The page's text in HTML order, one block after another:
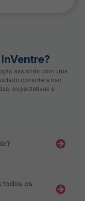
assistida com uma
considera não
expectativas e
todos os